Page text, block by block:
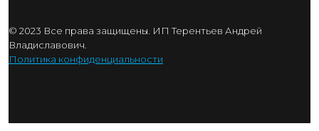
© 2023 Все права защищены. ИП Терентьев Андрей
Владиславович.
Политика конфиденциальности